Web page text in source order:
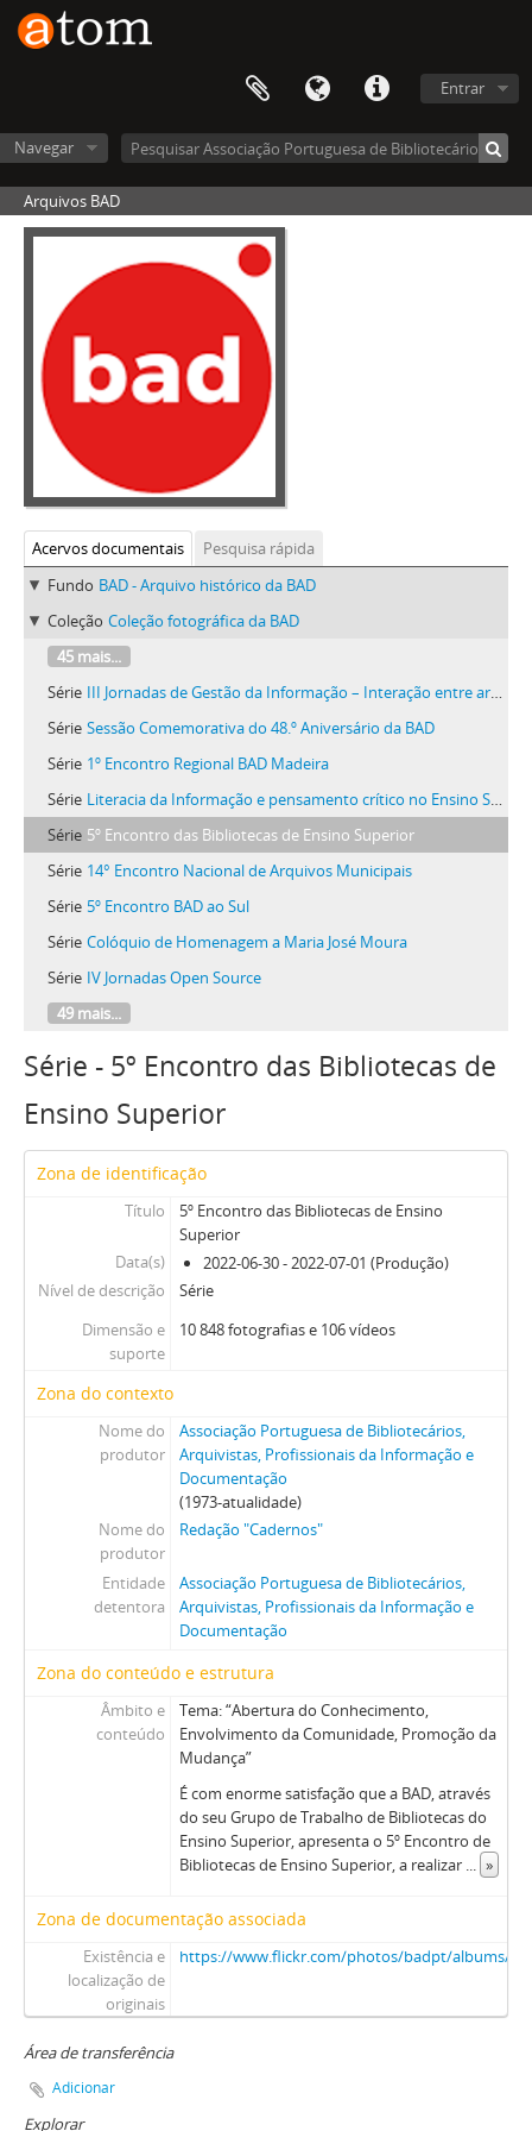
Entrar
Navegar
Arquivos BAD
Acervos documentais
Pesquisa rápida
Fundo BAD - Arquivo histórico da BAD
Coleção Coleção fotográfica da BAD
45 mais...
Série III Jornadas de Gestão da Informação – Interação entre arquivistas e informáticos
Série Sessão Comemorativa do 48.º Aniversário da BAD
Série 1º Encontro Regional BAD Madeira
Série Literacia da Informação e pensamento crítico no Ensino Superior: Combater a desinformação
Série 5º Encontro das Bibliotecas de Ensino Superior
Série 14° Encontro Nacional de Arquivos Municipais
Série 5º Encontro BAD ao Sul
Série Colóquio de Homenagem a Maria José Moura
Série IV Jornadas Open Source
49 mais...
Série - 5º Encontro das Bibliotecas de
Ensino Superior
Zona de identificação
Título
5º Encontro das Bibliotecas de Ensino
Superior
Data(s)
2022-06-30 - 2022-07-01 (Produção)
Nível de descrição
Série
Dimensão e
suporte
10 848 fotografias e 106 vídeos
Zona do contexto
Nome do
produtor
Associação Portuguesa de Bibliotecários,
Arquivistas, Profissionais da Informação e
Documentação
(1973-atualidade)
Nome do
produtor
Redação "Cadernos"
Entidade
detentora
Associação Portuguesa de Bibliotecários,
Arquivistas, Profissionais da Informação e
Documentação
Zona do conteúdo e estrutura
Âmbito e
conteúdo
Tema: “Abertura do Conhecimento,
Envolvimento da Comunidade, Promoção da
Mudança”
É com enorme satisfação que a BAD, através
do seu Grupo de Trabalho de Bibliotecas do
Ensino Superior, apresenta o 5º Encontro de
Bibliotecas de Ensino Superior, a realizar
»
Zona de documentação associada
Existência e
localização de
originais
https://www.flickr.com/photos/badpt/albums/
Área de transferência
Adicionar
Explorar